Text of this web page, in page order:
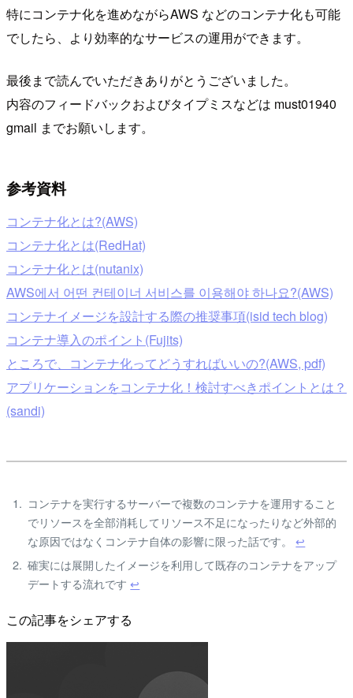
特にコンテナ化を進めながらAWS などのコンテナ化も可能
でしたら、より効率的なサービスの運用ができます。
最後まで読んでいただきありがとうございました。
内容のフィードバックおよびタイプミスなどは must01940
gmail までお願いします。
参考資料
コンテナ化とは?(AWS)
コンテナ化とは(RedHat)
コンテナ化とは(nutanix)
AWS에서 어떤 컨테이너 서비스를 이용해야 하나요?(AWS)
コンテナイメージを設計する際の推奨事項(isid tech blog)
コンテナ導入のポイント(Fujits)
ところで、コンテナ化ってどうすればいいの?(AWS, pdf)
アプリケーションをコンテナ化！検討すべきポイントとは？
(sandi)
コンテナを実行するサーバーで複数のコンテナを運用すること
でリソースを全部消耗してリソース不足になったりなど外部的
な原因ではなくコンテナ自体の影響に限った話です。↩
確実には展開したイメージを利用して既存のコンテナをアップ
デートする流れです↩
この記事をシェアする